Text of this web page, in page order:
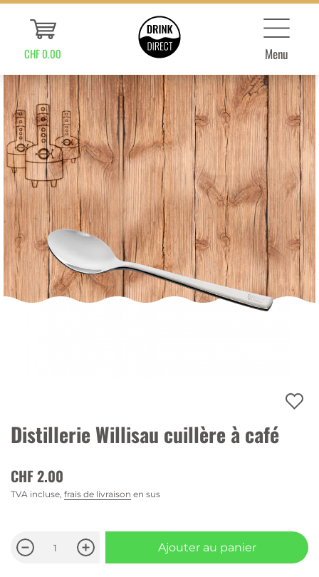
CHF 0.00 Menu
Distillerie Willisau cuillère à café
CHF 2.00
TVA incluse, frais de livraison en sus
Ajouter au panier